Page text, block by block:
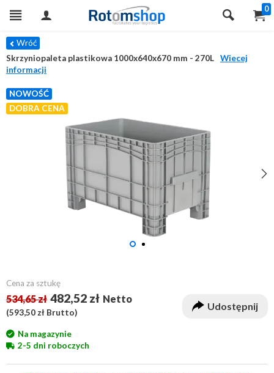
0
Wróć
Skrzyniopaleta plastikowa 1000x640x670 mm - 270L
Wiecej
informacji
NOWOŚĆ
DOBRA CENA
Cena za sztukę
534,65 zł 482,52 zł Netto
(593,50 zł Brutto)
Udostępnij
Na magazynie
2-5 dni roboczych